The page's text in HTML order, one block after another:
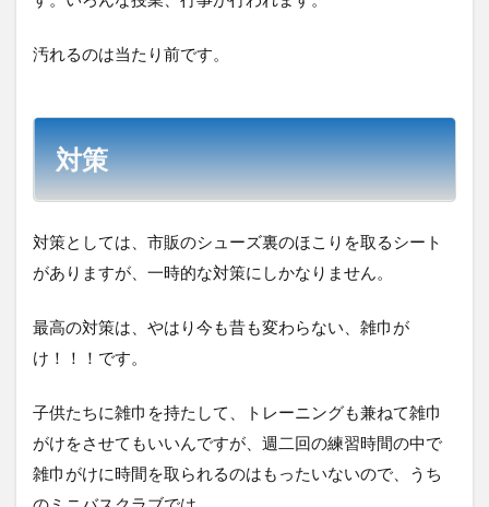
汚れるのは当たり前です。
対策
対策としては、市販のシューズ裏のほこりを取るシート
がありますが、一時的な対策にしかなりません。
最高の対策は、やはり今も昔も変わらない、雑巾が
け！！！です。
子供たちに雑巾を持たして、トレーニングも兼ねて雑巾
がけをさせてもいいんですが、週二回の練習時間の中で
雑巾がけに時間を取られるのはもったいないので、うち